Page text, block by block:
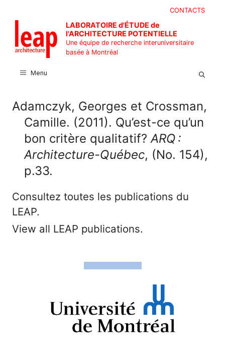
contenu
CONTACTS
LABORATOIRE d'ÉTUDE de
l'ARCHITECTURE POTENTIELLE
Une équipe de recherche interuniversitaire
basée à Montréal
Menu
Adamczyk, Georges et Crossman,
Camille. (2011). Qu’est-ce qu’un
bon critère qualitatif? ARQ :
Architecture-Québec, (No. 154),
p.33.
Consultez toutes les publications du
LEAP.
View all LEAP publications.